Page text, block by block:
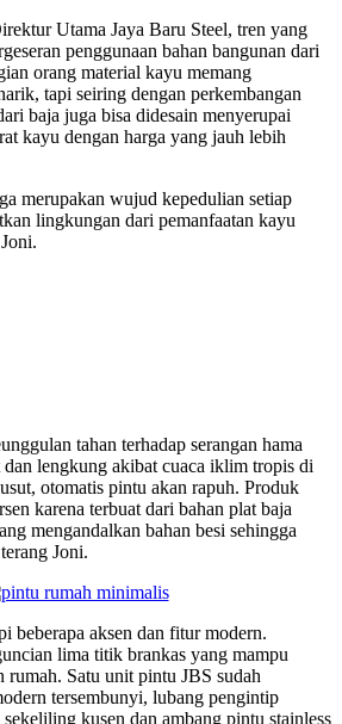
Utama Jaya Baru Steel, tren yang
penggunaan bahan bangunan dari
orang material kayu memang
tapi seiring dengan perkembangan
baja juga bisa didesain menyerupai
kayu dengan harga yang jauh lebih
merupakan wujud kepedulian setiap
lingkungan dari pemanfaatan kayu
tahan terhadap serangan hama
dan lengkung akibat cuaca iklim tropis di
otomatis pintu akan rapuh. Produk
karena terbuat dari bahan plat baja
mengandalkan bahan besi sehingga
Joni.
beberapa aksen dan fitur modern.
lima titik brankas yang mampu
rumah. Satu unit pintu JBS sudah
tersembunyi, lubang pengintip
kusen dan ambang pintu stainless